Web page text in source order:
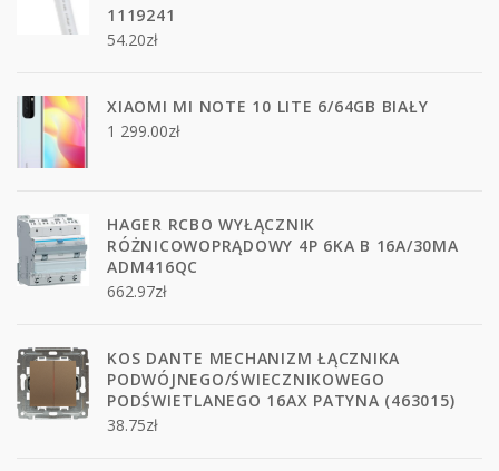
1119241
54.20zł
XIAOMI MI NOTE 10 LITE 6/64GB BIAŁY
1 299.00zł
HAGER RCBO WYŁĄCZNIK
RÓŻNICOWOPRĄDOWY 4P 6KA B 16A/30MA
ADM416QC
662.97zł
KOS DANTE MECHANIZM ŁĄCZNIKA
PODWÓJNEGO/ŚWIECZNIKOWEGO
PODŚWIETLANEGO 16AX PATYNA (463015)
38.75zł